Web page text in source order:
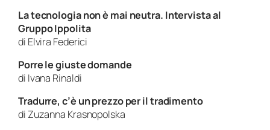
La tecnologia non è mai neutra. Intervista al
Gruppo Ippolita
di Elvira Federici
Porre le giuste domande
di Ivana Rinaldi
Tradurre, c’è un prezzo per il tradimento
di Zuzanna Krasnopolska